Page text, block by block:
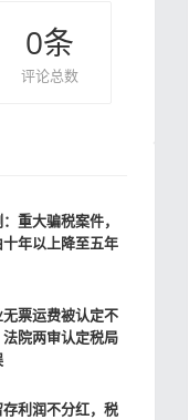
0条
评论总数
重大骗税案件，
年以上降至五年
票运费被认定不
院两审认定税局
利润不分红，税